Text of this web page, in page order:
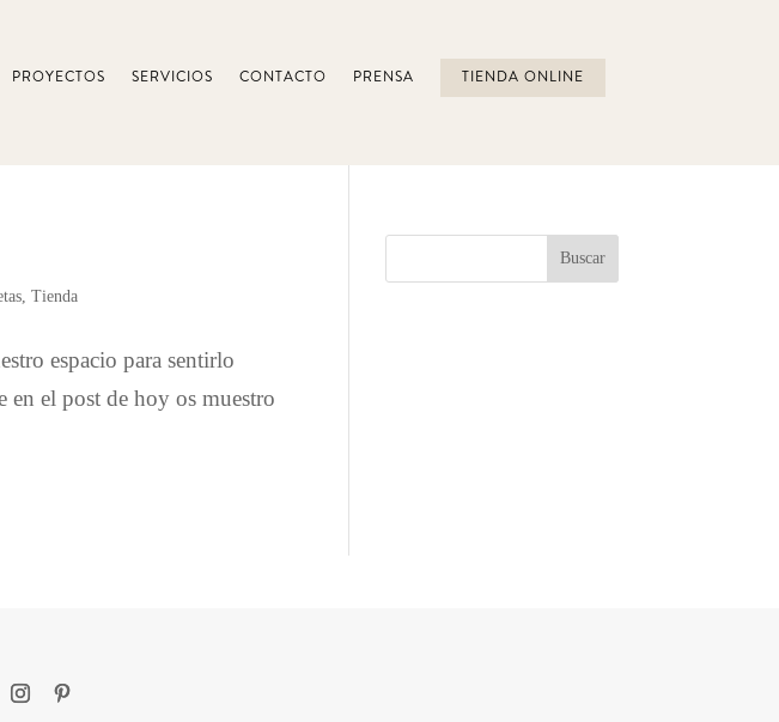
PROYECTOS SERVICIOS CONTACTO PRENSA TIENDA ONLINE
,Tienda
espacio para sentirlo
en el post de hoy os muestro